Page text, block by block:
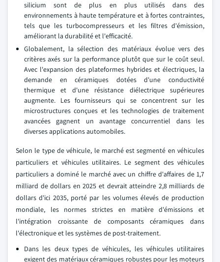
silicium sont de plus en plus utilisés dans des
environnements à haute température et à fortes contraintes,
tels que les turbocompresseurs et les filtres d'émission,
améliorant la durabilité et l'efficacité.
Globalement, la sélection des matériaux évolue vers des
critères axés sur la performance plutôt que sur le coût seul.
Avec l'expansion des plateformes hybrides et électriques, la
demande en céramiques dotées d'une conductivité
thermique et d'une résistance diélectrique supérieures
augmente. Les fournisseurs qui se concentrent sur les
microstructures conçues et les technologies de traitement
avancées gagnent un avantage concurrentiel dans les
diverses applications automobiles.
Selon le type de véhicule, le marché est segmenté en véhicules
particuliers et véhicules utilitaires. Le segment des véhicules
particuliers a dominé le marché avec un chiffre d'affaires de 1,7
milliard de dollars en 2025 et devrait atteindre 2,8 milliards de
dollars d'ici 2035, porté par les volumes élevés de production
mondiale, les normes strictes en matière d'émissions et
l'intégration croissante de composants céramiques dans
l'électronique et les systèmes de post-traitement.
Dans les deux types de véhicules, les véhicules utilitaires
exigent des matériaux céramiques robustes pour les moteurs